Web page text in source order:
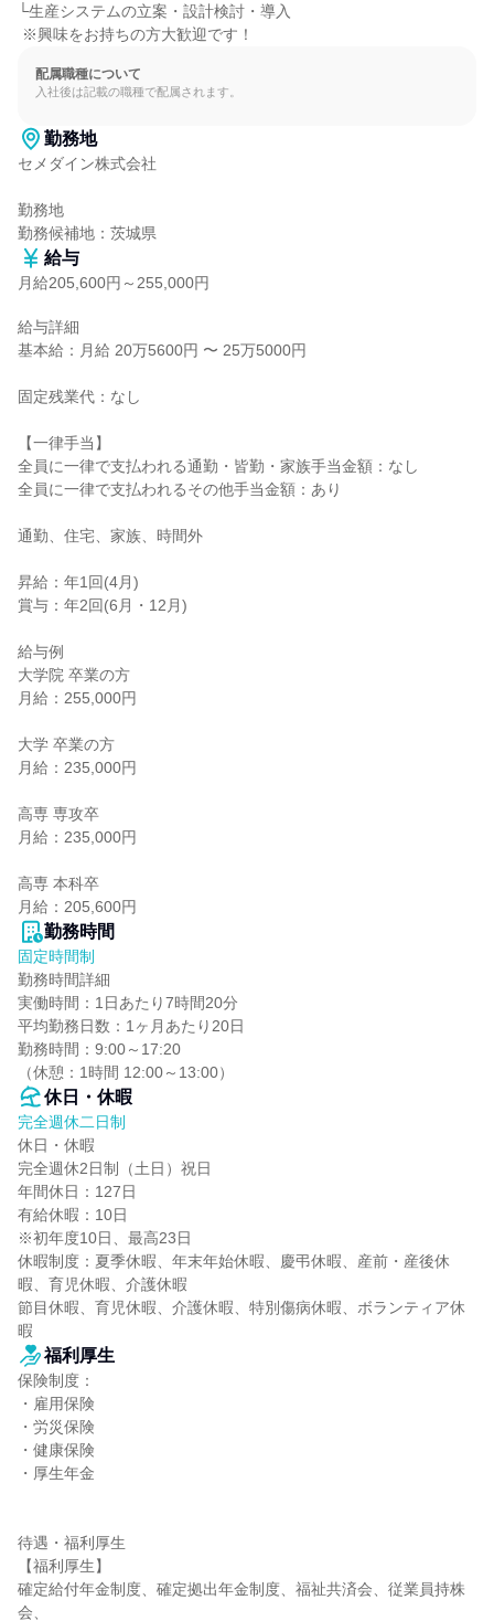
└生産システムの立案・設計検討・導入
※興味をお持ちの方大歓迎です！
配属職種について
入社後は記載の職種で配属されます。
勤務地
セメダイン株式会社
勤務地
勤務候補地：茨城県
給与
月給205,600円～255,000円
給与詳細
基本給：月給 20万5600円 〜 25万5000円
固定残業代：なし
【一律手当】
全員に一律で支払われる通勤・皆勤・家族手当金額：なし
全員に一律で支払われるその他手当金額：あり
通勤、住宅、家族、時間外
昇給：年1回(4月)
賞与：年2回(6月・12月)
給与例
大学院 卒業の方
月給：255,000円
大学 卒業の方
月給：235,000円
高専 専攻卒
月給：235,000円
高専 本科卒
月給：205,600円
勤務時間
固定時間制
勤務時間詳細
実働時間：1日あたり7時間20分
平均勤務日数：1ヶ月あたり20日
勤務時間：9:00～17:20
（休憩：1時間 12:00～13:00）
休日・休暇
完全週休二日制
休日・休暇
完全週休2日制（土日）祝日
年間休日：127日
有給休暇：10日
※初年度10日、最高23日
休暇制度：夏季休暇、年末年始休暇、慶弔休暇、産前・産後休
暇、育児休暇、介護休暇
節目休暇、育児休暇、介護休暇、特別傷病休暇、ボランティア休
暇
福利厚生
保険制度：
・雇用保険
・労災保険
・健康保険
・厚生年金
待遇・福利厚生
【福利厚生】
確定給付年金制度、確定拠出年金制度、福祉共済会、従業員持株
会、